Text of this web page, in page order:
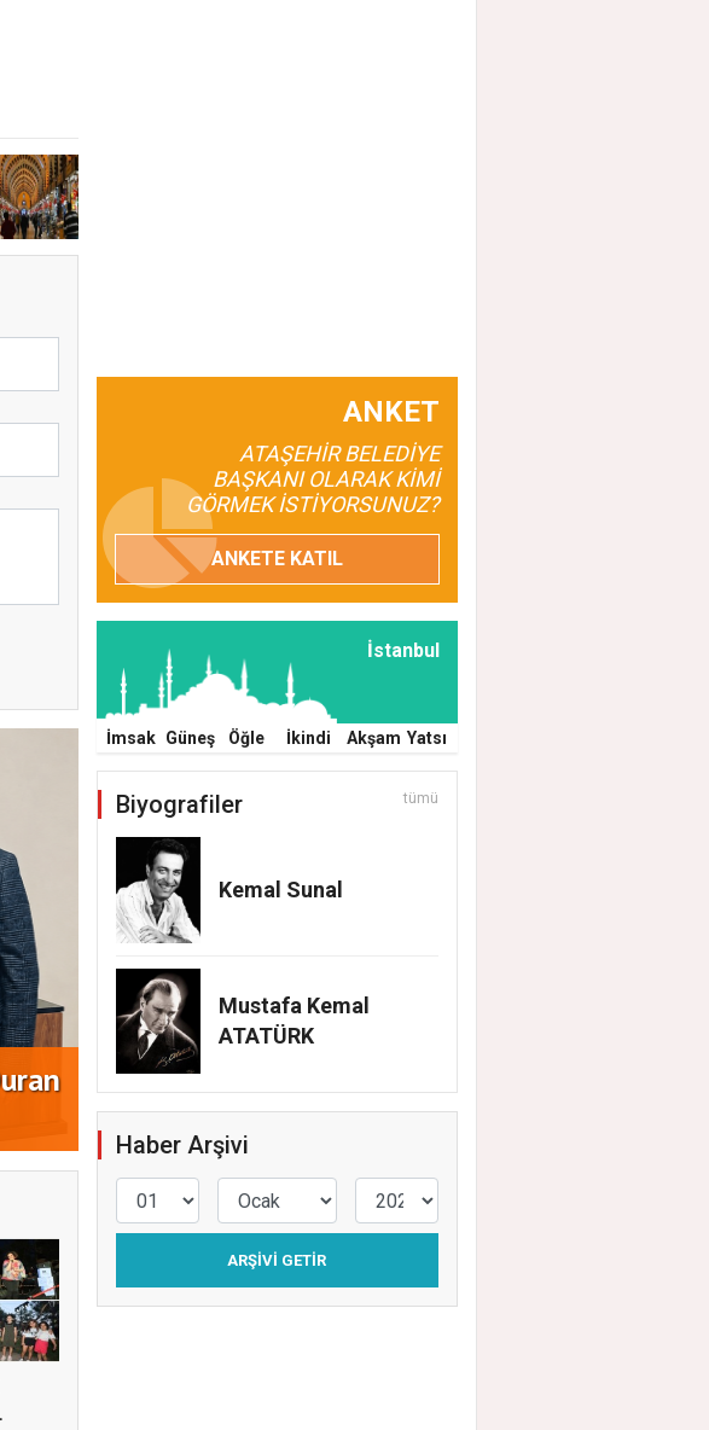
EKİPLER SAHADA ATAŞEHİR HERGÜN BAKIMDA
ATAŞEHİR'DE TEMİZLİK, BAKIM VE İLAÇLAMA
ÇALIŞMALARI ARALIKSIZ SÜRÜYOR
ANKET
ATAŞEHİR BELEDİYE
BAŞKANI OLARAK KİMİ
GÖRMEK İSTİYORSUNUZ?
ANKETE KATIL
İstanbul
İmsak Güneş Öğle İkindi Akşam Yatsı
Biyografiler tümü
Kemal Sunal
Mustafa Kemal
ATATÜRK
Haber Arşivi
ARŞIVI GETIR